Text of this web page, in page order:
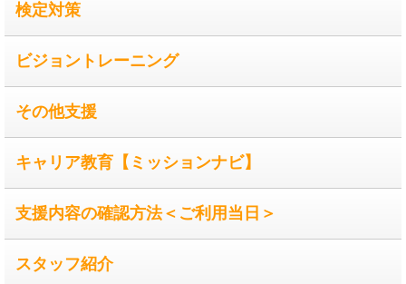
検定対策
ビジョントレーニング
その他支援
キャリア教育【ミッションナビ】
支援内容の確認方法＜ご利用当日＞
スタッフ紹介